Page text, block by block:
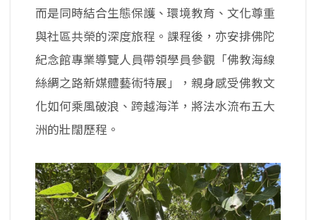
而是同時結合生態保護、環境教育、文化尊重
與社區共榮的深度旅程。課程後，亦安排佛陀
紀念館專業導覽人員帶領學員參觀「佛教海線
絲綢之路新媒體藝術特展」，親身感受佛教文
化如何乘風破浪、跨越海洋，將法水流布五大
洲的壯闊歷程。